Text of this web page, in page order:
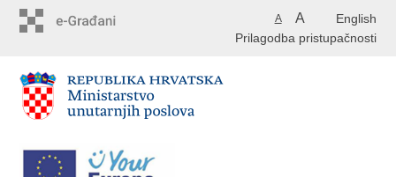
English
A A
Prilagodba pristupačnosti